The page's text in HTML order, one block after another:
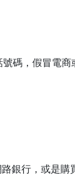
碼，假冒電
銀行，或是購